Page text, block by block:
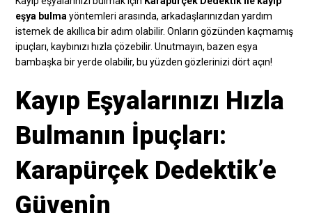
eşya bulma yöntemleri arasında, arkadaşlarınızdan yardım
istemek de akıllıca bir adım olabilir. Onların gözünden kaçmamış
ipuçları, kaybınızı hızla çözebilir. Unutmayın, bazen eşya
bambaşka bir yerde olabilir, bu yüzden gözlerinizi dört açın!
Kayıp Eşyalarınızı Hızla
Bulmanın İpuçları:
Karapürçek Dedektik’e
Güvenin